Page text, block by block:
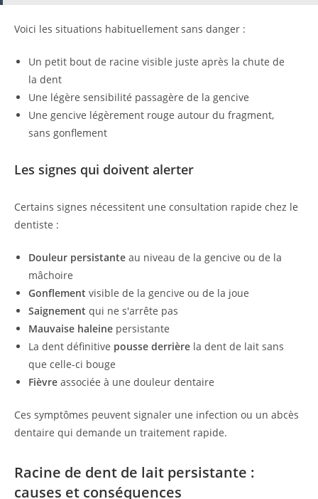
Voici les situations habituellement sans danger :
Un petit bout de racine visible juste après la chute de
la dent
Une légère sensibilité passagère de la gencive
Une gencive légèrement rouge autour du fragment,
sans gonflement
Les signes qui doivent alerter
Certains signes nécessitent une consultation rapide chez le
dentiste :
Douleur persistante au niveau de la gencive ou de la
mâchoire
Gonflement visible de la gencive ou de la joue
Saignement qui ne s'arrête pas
Mauvaise haleine persistante
La dent définitive pousse derrière la dent de lait sans
que celle-ci bouge
Fièvre associée à une douleur dentaire
Ces symptômes peuvent signaler une infection ou un abcès
dentaire qui demande un traitement rapide.
Racine de dent de lait persistante :
causes et conséquences